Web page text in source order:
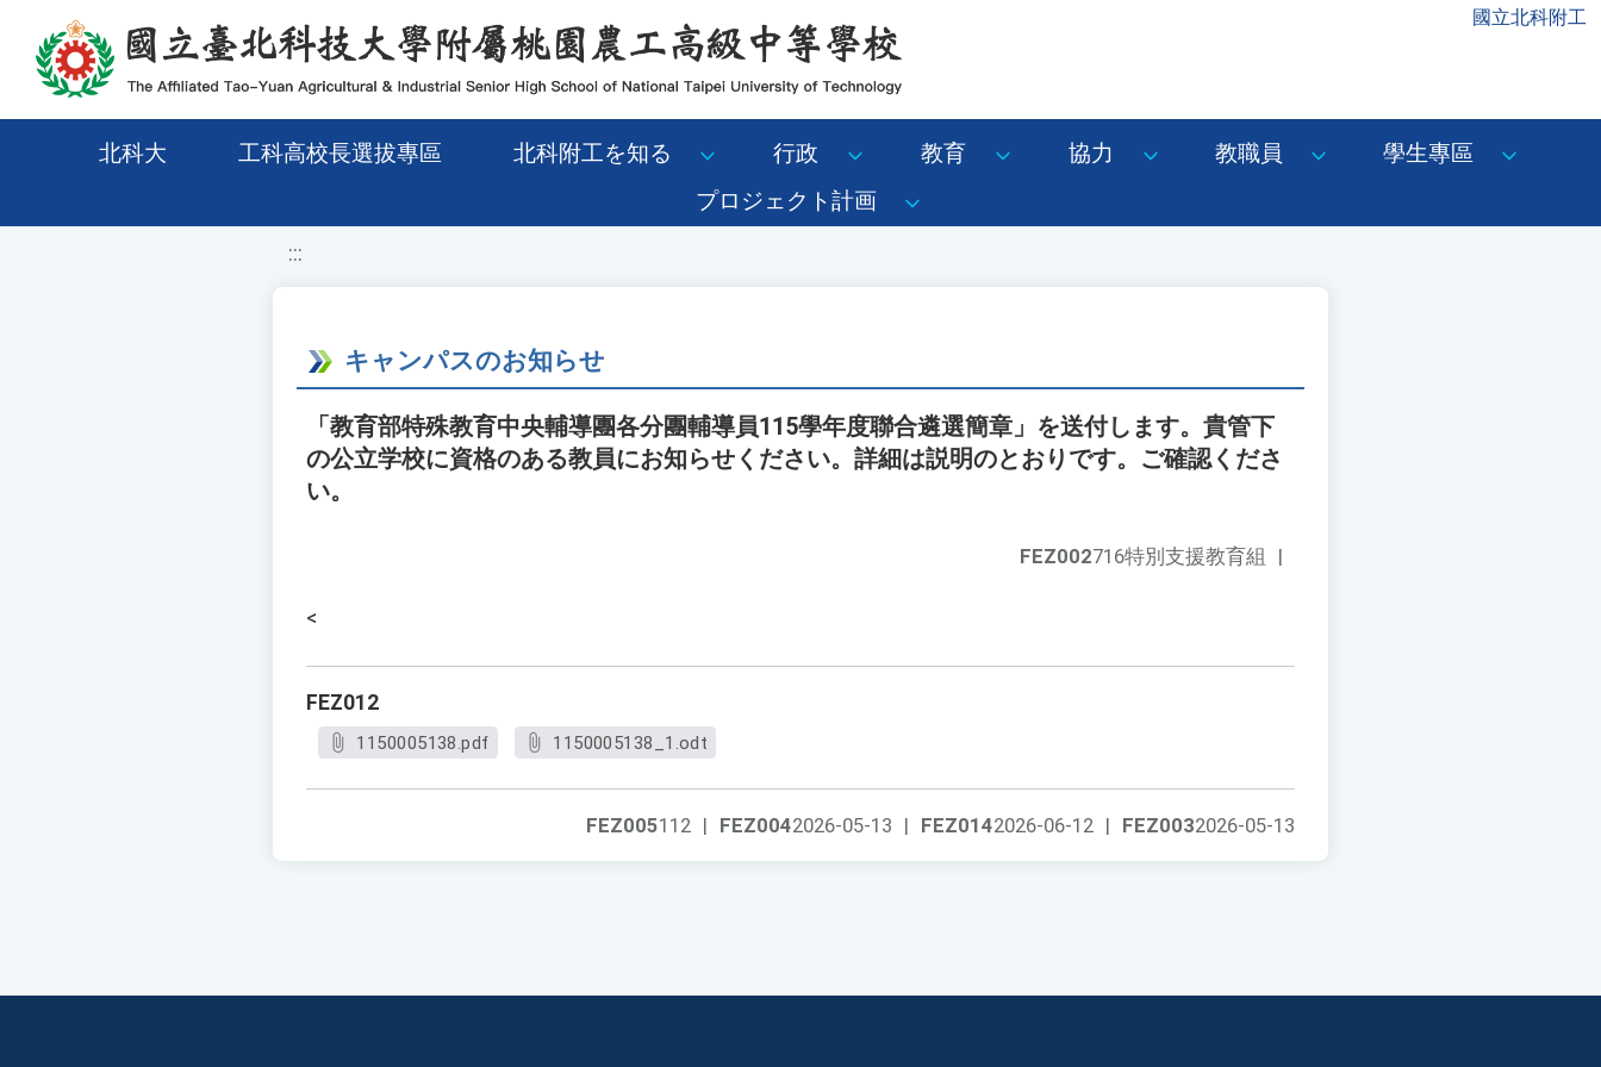
移至網頁之主要內容區位置 國立北科附工
北科大 工科高校長選拔專區 北科附工を知る 行政 教育 協力 教職員
學生專區
プロジェクト計画
:::
キャンパスのお知らせ
「教育部特殊教育中央輔導團各分團輔導員115學年度聯合遴選簡章」を送付します。貴管下
の公立学校に資格のある教員にお知らせください。詳細は説明のとおりです。ご確認くださ
い。
FEZ002716特別支援教育組 |
<
FEZ012
1150005138.pdf 1150005138_1.odt
FEZ0032026-05-13
FEZ0142026-06-12 |
FEZ0042026-05-13 |
FEZ005112 |